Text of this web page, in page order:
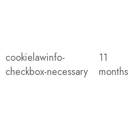
cookielawinfo-
checkbox-necessary
11
months